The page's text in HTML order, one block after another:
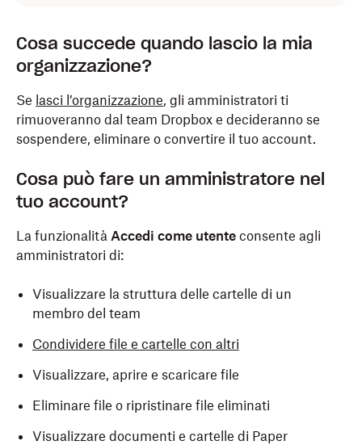
Cosa succede quando lascio la mia
organizzazione?
Se lasci l’organizzazione, gli amministratori ti
rimuoveranno dal team Dropbox e decideranno se
sospendere, eliminare o convertire il tuo account.
Cosa può fare un amministratore nel
tuo account?
La funzionalità Accedi come utente consente agli
amministratori di:
Visualizzare la struttura delle cartelle di un
membro del team
Condividere file e cartelle con altri
Visualizzare, aprire e scaricare file
Eliminare file o ripristinare file eliminati
Visualizzare documenti e cartelle di Paper